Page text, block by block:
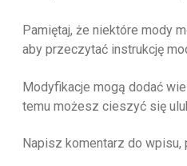
Pamiętaj, że niektóre mody
aby przeczytać instrukcję
Modyfikacje mogą dodać
temu możesz cieszyć się
Napisz komentarz do wpisu,